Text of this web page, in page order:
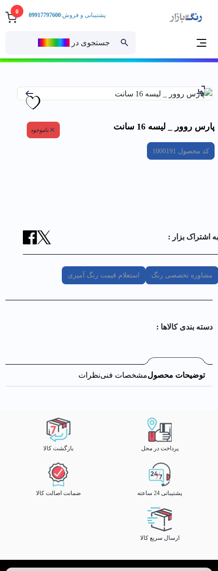
0
جستجوی در
پشتیبانی و فروش:09917797600
پارس روور _ ليسه 16 سانت ناموجود
کد محصول 1000191
به اشتراک بزار :
مشاوره تخصصی رنگ استعلام قیمت رنگ آمیزی
دسته بندی کالا‌ها :
توضیحات محصولمشخصات فنینظرات
پرداخت در محل بازگشت کالا
پشتیبانی 24 ساعته ضمانت اصالت کالا
ارسال سریع کالا